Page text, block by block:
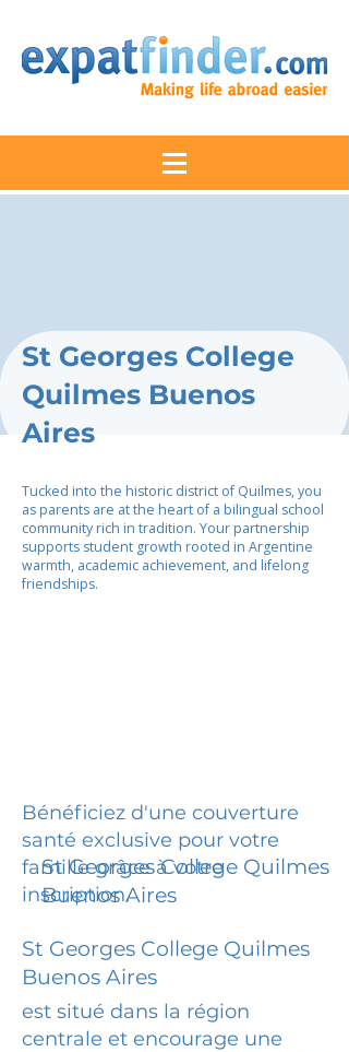
St Georges College
Quilmes Buenos
Aires
Tucked into the historic district of Quilmes, you
as parents are at the heart of a bilingual school
community rich in tradition. Your partnership
supports student growth rooted in Argentine
warmth, academic achievement, and lifelong
friendships.
Bénéficiez d'une couverture
santé exclusive pour votre
famille grâce à votre
inscription.
St Georges College Quilmes
Buenos Aires
St Georges College Quilmes
Buenos Aires
est situé dans la région
centrale et encourage une